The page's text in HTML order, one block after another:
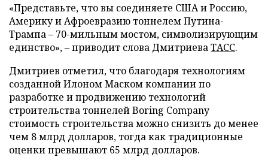
«Представьте, что вы соединяете США и Россию,
Америку и Афроевразию тоннелем Путина-
Трампа – 70-мильным мостом, символизирующим
единство», – приводит слова ДмитриеваТАСС.
Дмитриев отметил, что благодаря технологиям
созданной Илоном Маском компании по
разработке и продвижению технологий
строительства тоннелей Boring Company
стоимость строительства можно снизить до менее
чем 8 млрд долларов, тогда как традиционные
оценки превышают 65 млрд долларов.